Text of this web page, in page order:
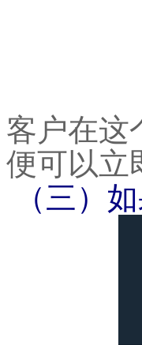
客户在这
便可以立
（三）